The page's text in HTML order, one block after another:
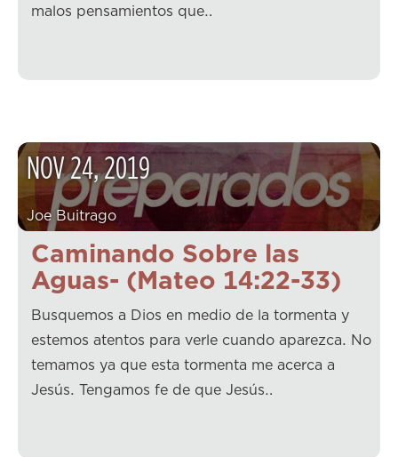
malos pensamientos que…
Caminando Sobre las
Aguas- (Mateo 14:22-33)
NOV24,2019
Joe Buitrago
Busquemos a Dios en medio de la tormenta y
estemos atentos para verle cuando aparezca. No
temamos ya que esta tormenta me acerca a
Jesús. Tengamos fe de que Jesús…